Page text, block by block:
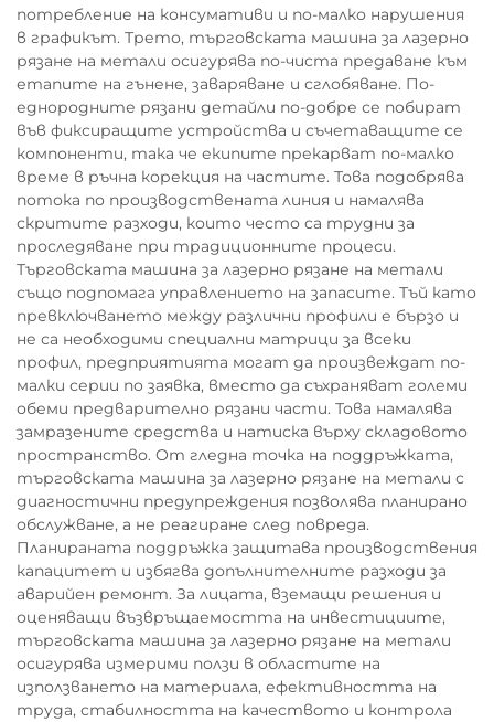
потребление на консумативи и по-малко нарушения
в графикът. Трето, търговската машина за лазерно
рязане на метали осигурява по-чиста предаване към
етапите на гънене, заваряване и сглобяване. По-
еднородните рязани детайли по-добре се побират
във фиксиращите устройства и съчетаващите се
компоненти, така че екипите прекарват по-малко
време в ръчна корекция на частите. Това подобрява
потока по производствената линия и намалява
скритите разходи, които често са трудни за
проследяване при традиционните процеси.
Търговската машина за лазерно рязане на метали
също подпомага управлението на запасите. Тъй като
превключването между различни профили е бързо и
не са необходими специални матрици за всеки
профил, предприятията могат да произвеждат по-
малки серии по заявка, вместо да съхраняват големи
обеми предварително рязани части. Това намалява
замразените средства и натиска върху складовото
пространство. От гледна точка на поддръжката,
търговската машина за лазерно рязане на метали с
диагностични предупреждения позволява планирано
обслужване, а не реагиране след повреда.
Планираната поддръжка защитава производствения
капацитет и избягва допълнителните разходи за
аварийен ремонт. За лицата, вземащи решения и
оценяващи възвръщаемостта на инвестициите,
търговската машина за лазерно рязане на метали
осигурява измерими ползи в областите на
използването на материала, ефективността на
труда, стабилността на качеството и контрола